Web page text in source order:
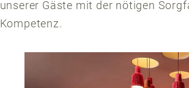
unserer Gäste mit der nötigen
Kompetenz.